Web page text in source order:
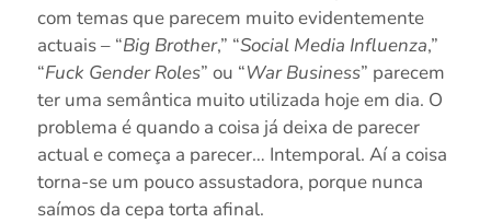
com temas que parecem muito evidentemente
actuais – “Big Brother,” “Social Media Influenza,”
“Fuck Gender Roles” ou “War Business” parecem
ter uma semântica muito utilizada hoje em dia. O
problema é quando a coisa já deixa de parecer
actual e começa a parecer… Intemporal. Aí a coisa
torna-se um pouco assustadora, porque nunca
saímos da cepa torta afinal.